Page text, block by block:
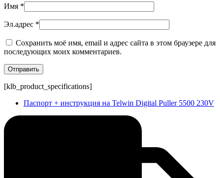
Имя *
Эл.адрес *
Сохранить моё имя, email и адрес сайта в этом браузере для
последующих моих комментариев.
[klb_product_specifications]
Паспорт + инструкция на Telwin Digital Puller 5500 230V